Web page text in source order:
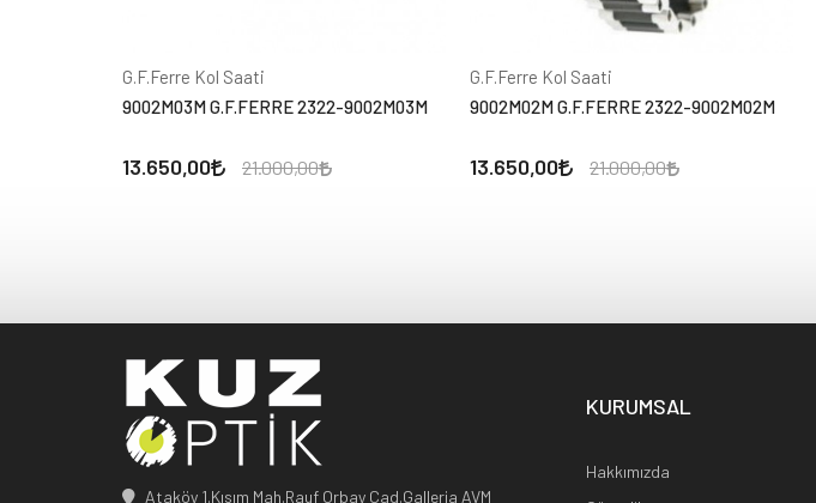
G.F.Ferre Kol Saati
9002M03M G.F.FERRE 2322-9002M03M
13.650,00 21.000,00
G.F.Ferre Kol Saati
9002M02M G.F.FERRE 2322-9002M02M
13.650,00 21.000,00
Ataköy 1.Kısım Mah.Rauf Orbay Cad.Galleria AVM
KURUMSAL
Hakkımızda